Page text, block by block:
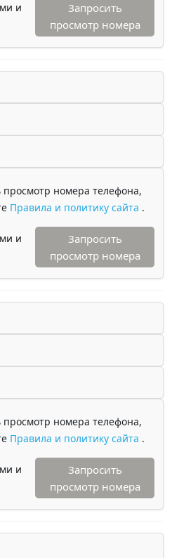
и
Запросить
просмотр номера
номера телефона,
Правила и политику сайта .
и
Запросить
просмотр номера
номера телефона,
Правила и политику сайта .
и
Запросить
просмотр номера